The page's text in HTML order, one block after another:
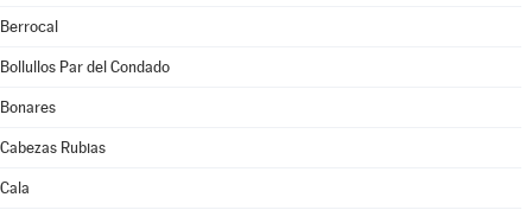
Berrocal
Bollullos Par del Condado
Bonares
Cabezas Rubias
Cala